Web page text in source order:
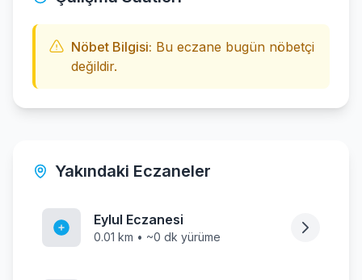
Nöbet Bilgisi: Bu eczane bugün nöbetçi
değildir.
Yakındaki Eczaneler
Eylul Eczanesi
0.01 km • ~0 dk yürüme